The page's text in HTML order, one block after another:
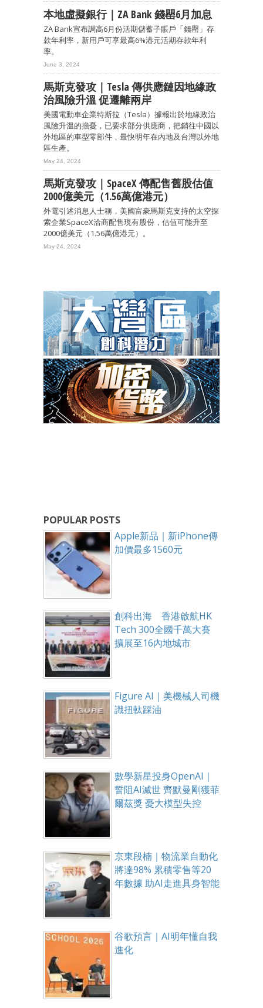
本地虛擬銀行｜ZA Bank 錢罌6月加息
ZA Bank宣布調高6月份活期儲蓄子賬戶「錢罌」存
款年利率，新用戶可享最高6%港元活期存款年利
率。
June 3, 2024
馬斯克發攻｜Tesla 傳供應鏈因地緣政
治風險升溫 促遷離兩岸
美國電動車企業特斯拉（Tesla）據報出於地緣政治
風險升溫的擔憂，已要求部分供應商，把銷往中國以
外地區的車型零部件，最快明年在內地及台灣以外地
區生產。
May 24, 2024
馬斯克發攻｜SpaceX 傳配售舊股估值
2000億美元（1.56萬億港元）
外電引述消息人士稱，美國富豪馬斯克支持的太空探
索企業SpaceX洽商配售現有股份，估值可能升至
2000億美元（1.56萬億港元）。
May 24, 2024
POPULAR POSTS
Apple新品｜新iPhone傳
加價最多1560元
創科出海 香港啟航HK
Tech 300全國千萬大賽
擴展至16內地城市
Figure AI｜美機械人司機
識扭軚踩油
數學新星投身OpenAI｜
誓阻AI滅世 齊默曼剛獲菲
爾茲獎 憂大模型失控
京東段楠｜物流業自動化
將達98% 累積零售等20
年數據 助AI走進具身智能
谷歌預言｜AI明年懂自我
進化